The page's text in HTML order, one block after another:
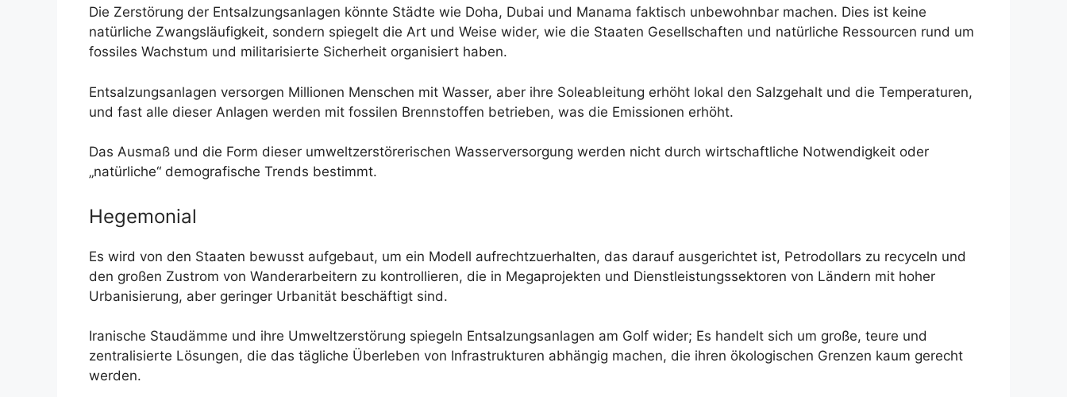
Die Zerstörung der Entsalzungsanlagen könnte Städte wie Doha, Dubai und Manama faktisch unbewohnbar machen. Dies ist keine
natürliche Zwangsläufigkeit, sondern spiegelt die Art und Weise wider, wie die Staaten Gesellschaften und natürliche Ressourcen rund um
fossiles Wachstum und militarisierte Sicherheit organisiert haben.
Entsalzungsanlagen versorgen Millionen Menschen mit Wasser, aber ihre Soleableitung erhöht lokal den Salzgehalt und die Temperaturen,
und fast alle dieser Anlagen werden mit fossilen Brennstoffen betrieben, was die Emissionen erhöht.
Das Ausmaß und die Form dieser umweltzerstörerischen Wasserversorgung werden nicht durch wirtschaftliche Notwendigkeit oder
„natürliche“ demografische Trends bestimmt.
Hegemonial
Es wird von den Staaten bewusst aufgebaut, um ein Modell aufrechtzuerhalten, das darauf ausgerichtet ist, Petrodollars zu recyceln und
den großen Zustrom von Wanderarbeitern zu kontrollieren, die in Megaprojekten und Dienstleistungssektoren von Ländern mit hoher
Urbanisierung, aber geringer Urbanität beschäftigt sind.
Iranische Staudämme und ihre Umweltzerstörung spiegeln Entsalzungsanlagen am Golf wider; Es handelt sich um große, teure und
zentralisierte Lösungen, die das tägliche Überleben von Infrastrukturen abhängig machen, die ihren ökologischen Grenzen kaum gerecht
werden.